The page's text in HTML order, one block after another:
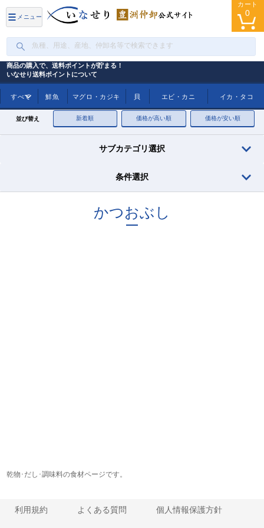
メニュー
カート
0
商品の購入で、送料ポイントが貯まる！
いなせり送料ポイントについて
すべて 鮮魚 マグロ・カジキ 貝 エビ・カニ イカ・タコ
トップ かつおぶし
並び替え 新着順 価格が高い順 価格が安い順
サブカテゴリ選択
条件選択
かつおぶし
乾物･だし･調味料の食材ページです。
利用規約 よくある質問 個人情報保護方針